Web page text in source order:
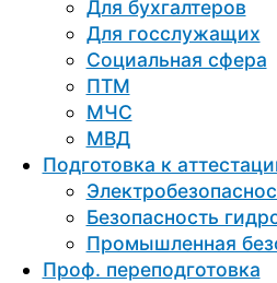
Для бухгалтеров
Для госслужащих
Социальная сфера
ПТМ
МЧС
МВД
Подготовка к
Безопасность
Промышленная
Проф. переподготовка